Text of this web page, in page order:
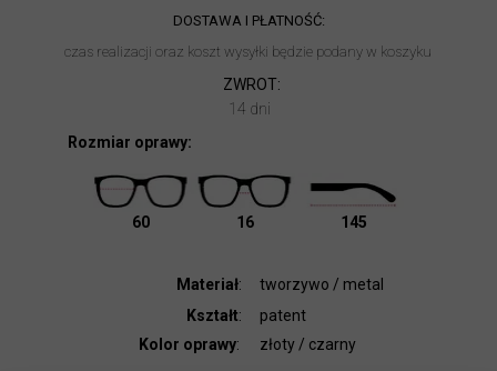
14 dni
czas realizacji oraz koszt wysyłki będzie podany w koszyku
ZWROT:
DOSTAWA I PŁATNOŚĆ:
złoty / czarny
Kolor oprawy:
60
patent
Kształt:
145
16
tworzywo / metal
Materiał:
Rozmiar oprawy: